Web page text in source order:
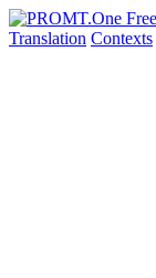
Translation Contexts